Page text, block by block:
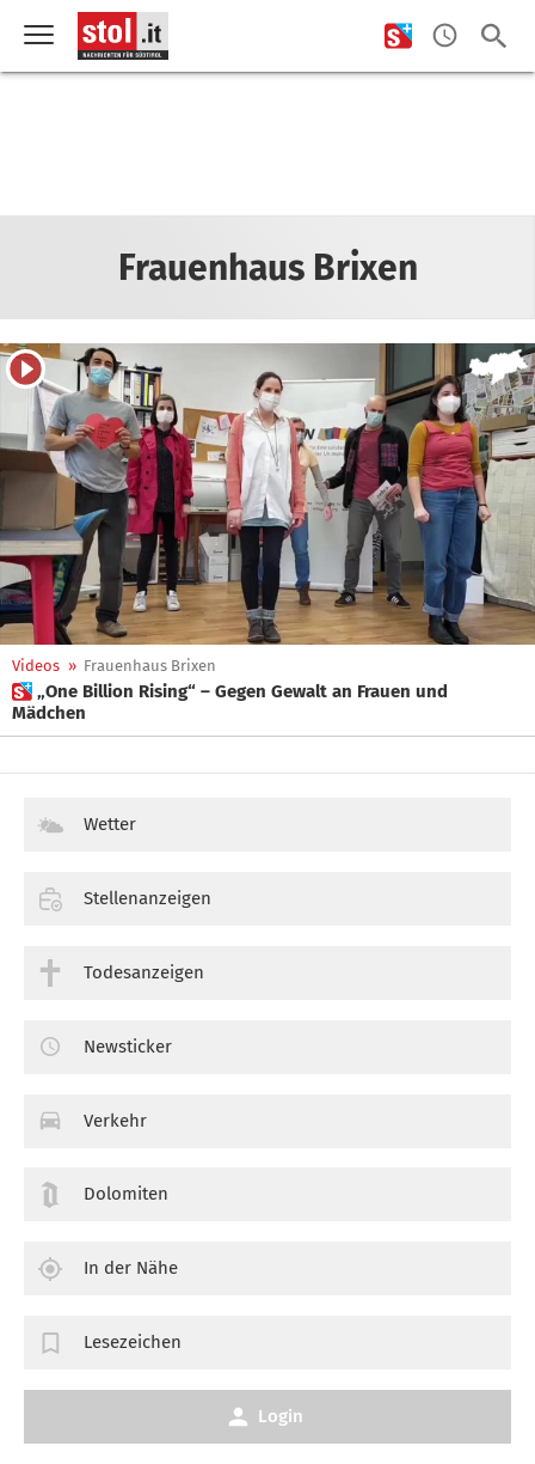
Frauenhaus Brixen
Videos » Frauenhaus Brixen
 „One Billion Rising“ – Gegen Gewalt an Frauen und
Mädchen
Wetter
Stellenanzeigen
Todesanzeigen
Newsticker
Verkehr
Dolomiten
In der Nähe
Lesezeichen
Login